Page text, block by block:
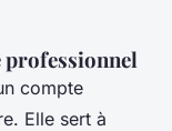
professionnel
compte
Elle sert à